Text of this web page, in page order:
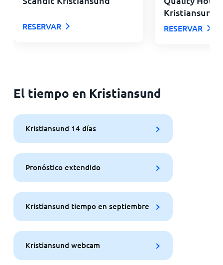
RESERVAR
Kristiansund
RESERVAR
El tiempo en Kristiansund
Kristiansund 14 días
Pronóstico extendido
Kristiansund tiempo en septiembre
Kristiansund webcam